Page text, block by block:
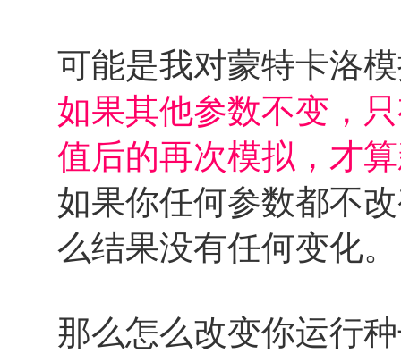
可能是我对蒙特卡洛
如果其他参数不变，
值后的再次模拟，才
如果你任何参数都不
么结果没有任何变化。
那么怎么改变你运行